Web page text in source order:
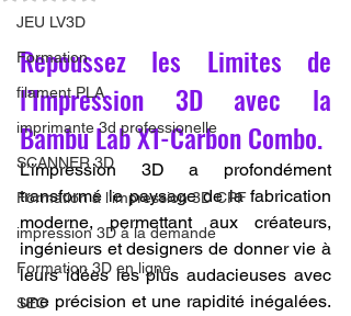
JEU LV3D
Formation
filament PLA
imprimante 3d professionelle
SCANNER 3D
Formation à l'impression 3D CPF
impression 3D à la demande
Formation 3D en ligne.
SEO
Repoussez les Limites de
l’Impression 3D avec la
Bambu Lab X1-Carbon Combo.
L’impression 3D a profondément
transformé le paysage de la fabrication
moderne, permettant aux créateurs,
ingénieurs et designers de donner vie à
leurs idées les plus audacieuses avec
une précision et une rapidité inégalées.